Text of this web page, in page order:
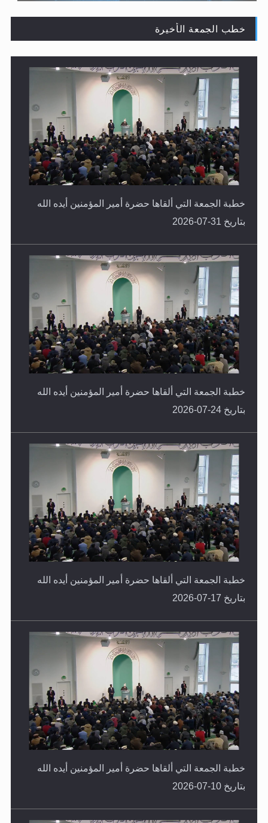
لا ناسخ ولا منسوخ في القرآن الكريم
خطب الجمعة الأخيرة
خطبة الجمعة التي ألقاها حضرة أمير المؤمنين أيده الله
بتاريخ 31-07-2026
خطبة الجمعة التي ألقاها حضرة أمير المؤمنين أيده الله
بتاريخ 24-07-2026
خطبة الجمعة التي ألقاها حضرة أمير المؤمنين أيده الله
بتاريخ 17-07-2026
خطبة الجمعة التي ألقاها حضرة أمير المؤمنين أيده الله
بتاريخ 10-07-2026